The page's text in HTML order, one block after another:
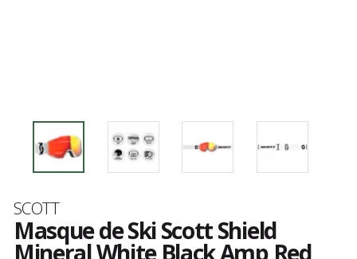
Marque
SCOTT
Masque de Ski Scott Shield
Mineral White Black Amp Red